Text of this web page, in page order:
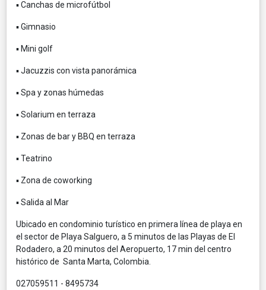
▪️ Canchas de microfútbol
▪️ Gimnasio
▪️ Mini golf
▪️ Jacuzzis con vista panorámica
▪️ Spa y zonas húmedas
▪️ Solarium en terraza
▪️ Zonas de bar y BBQ en terraza
▪️ Teatrino
▪️ Zona de coworking
▪️ Salida al Mar
Ubicado en condominio turístico en primera línea de playa en
el sector de Playa Salguero, a 5 minutos de las Playas de El
Rodadero, a 20 minutos del Aeropuerto, 17 min del centro
histórico de Santa Marta, Colombia.
027059511 - 8495734